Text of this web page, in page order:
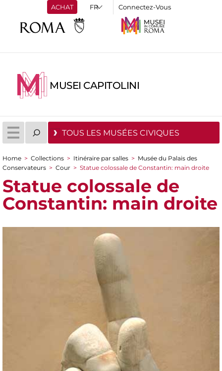
ACHAT Connectez-Vous
MUSEI CAPITOLINI
TOUS LES MUSÉES CIVIQUES
You are here
Home > Collections > Itinéraire par salles > Musée du Palais des
Conservateurs > Cour > Statue colossale de Constantin: main droite
Statue colossale de
Constantin: main droite